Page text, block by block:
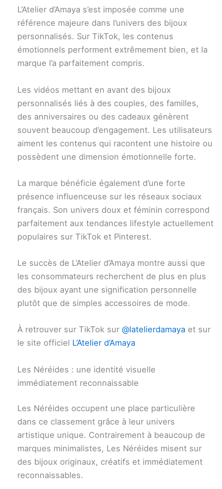
L’Atelier d’Amaya s’est imposée comme une
référence majeure dans l’univers des bijoux
personnalisés. Sur TikTok, les contenus
émotionnels performent extrêmement bien, et la
marque l’a parfaitement compris.
Les vidéos mettant en avant des bijoux
personnalisés liés à des couples, des familles,
des anniversaires ou des cadeaux génèrent
souvent beaucoup d’engagement. Les utilisateurs
aiment les contenus qui racontent une histoire ou
possèdent une dimension émotionnelle forte.
La marque bénéficie également d’une forte
présence influenceuse sur les réseaux sociaux
français. Son univers doux et féminin correspond
parfaitement aux tendances lifestyle actuellement
populaires sur TikTok et Pinterest.
Le succès de L’Atelier d’Amaya montre aussi que
les consommateurs recherchent de plus en plus
des bijoux ayant une signification personnelle
plutôt que de simples accessoires de mode.
À retrouver sur TikTok sur@latelierdamaya et sur
le site officiel L’Atelier d’Amaya
Les Néréides : une identité visuelle
immédiatement reconnaissable
Les Néréides occupent une place particulière
dans ce classement grâce à leur univers
artistique unique. Contrairement à beaucoup de
marques minimalistes, Les Néréides misent sur
des bijoux originaux, créatifs et immédiatement
reconnaissables.